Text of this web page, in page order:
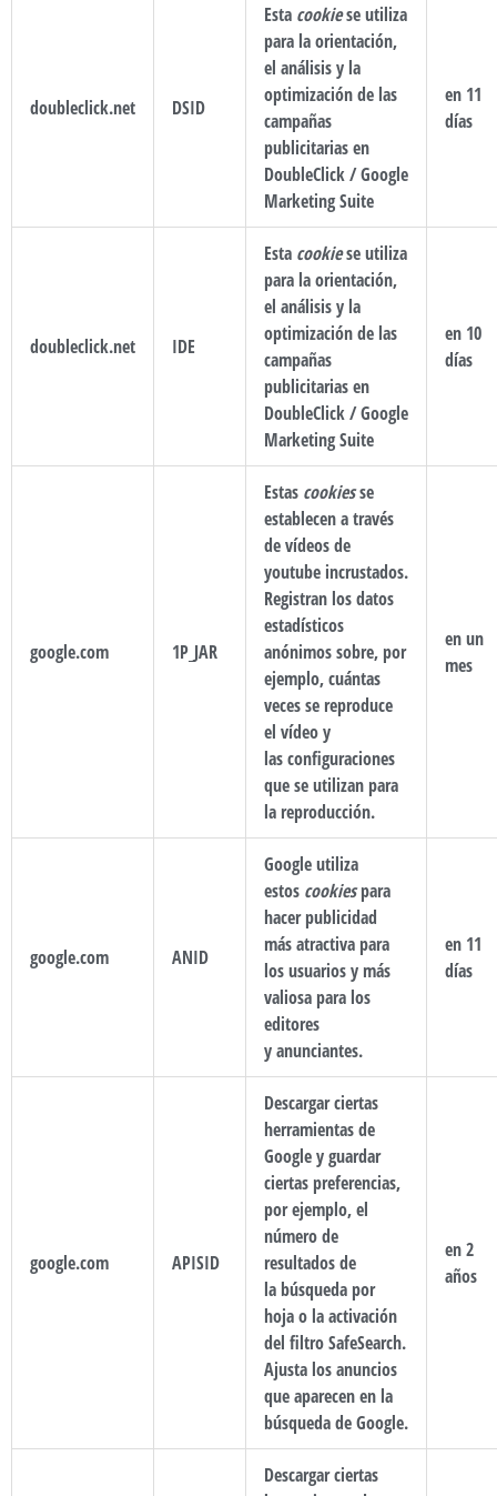
doubleclick.net DSID
Esta cookiese utiliza
para la orientación,
el análisis y la
optimización de las
campañas
publicitarias en
DoubleClick / Google
Marketing Suite
en 11
días
doubleclick.net IDE
Esta cookiese utiliza
para la orientación,
el análisis y la
optimización de las
campañas
publicitarias en
DoubleClick / Google
Marketing Suite
en 10
días
google.com 1P_JAR
Estas cookiesse
establecen a través
de vídeos de
youtube incrustados.
Registran los datos
estadísticos
anónimos sobre, por
ejemplo, cuántas
veces se reproduce
el vídeo y
las configuraciones
que se utilizan para
la reproducción.
en un
mes
google.com ANID
Google utiliza
estos cookiespara
hacer publicidad
más atractiva para
los usuarios y más
valiosa para los
editores
y anunciantes.
en 11
días
google.com APISID
Descargar ciertas
herramientas de
Google y guardar
ciertas preferencias,
por ejemplo, el
número de
resultados de
la búsqueda por
hoja o la activación
del filtro SafeSearch.
Ajusta los anuncios
que aparecen en la
búsqueda de Google.
en 2
años
Descargar ciertas